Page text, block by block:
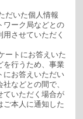
だいた個人情報
ワーク局などとの
させていただく
ートにお答えいた
を行うため、事業
にお答えいただい
などとの間で、
ていただく場合が
ご本人に通知した